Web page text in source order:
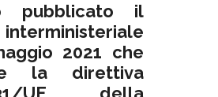
pubblicato il
2021 che
la direttiva